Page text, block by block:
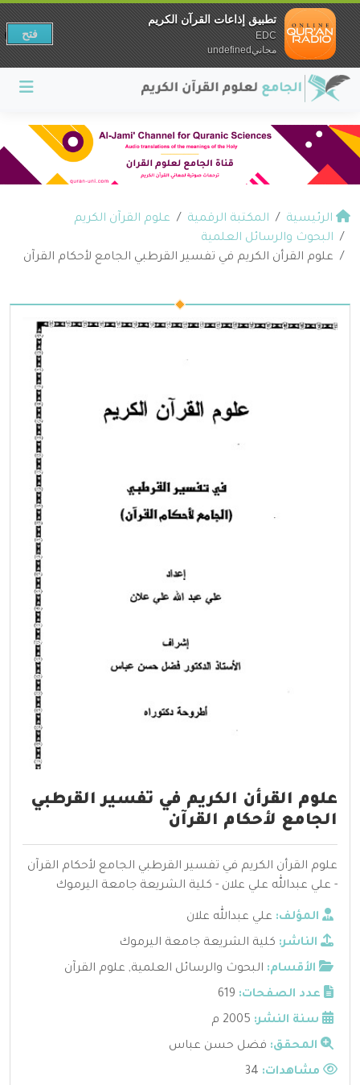
الرئيسية المكتبة الرقمية
علوم القرآن الكريم
البحوث والرسائل العلمية
علوم القرأن الكريم في تفسير القرطبي الجامع لأحكام القرآن
علوم القرأن الكريم في تفسير القرطبي
الجامع لأحكام القرآن
علوم القرأن الكريم في تفسير القرطبي الجامع لأحكام القرآن
- علي عبدالله علي علان - كلية الشريعة جامعة اليرموك
المؤلف: علي عبدالله علان
الناشر: كلية الشريعة جامعة اليرموك
الأقسام: البحوث والرسائل العلمية, علوم القرآن
عدد الصفحات: 619
سنة النشر: 2005 م
المحقق: فضل حسن عباس
مشاهدات:
تطبيق إذاعات القرآن الكريم
EDC
مجانيundefined
فتح